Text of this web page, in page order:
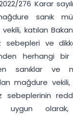
276 Karar
sanık
katılan
sebepleri ve
herhangi bir
sanıklar ve
mağdure vekili,
sebeplerinin
uygun